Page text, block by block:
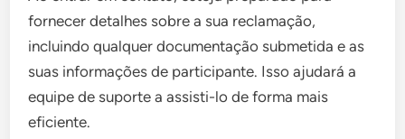
fornecer detalhes sobre a sua reclamação,
incluindo qualquer documentação submetida e as
suas informações de participante. Isso ajudará a
equipe de suporte a assisti-lo de forma mais
eficiente.